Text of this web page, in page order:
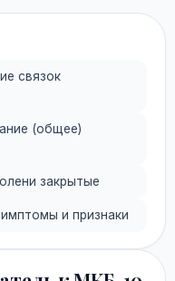
связок
(общее)
закрытые
и признаки